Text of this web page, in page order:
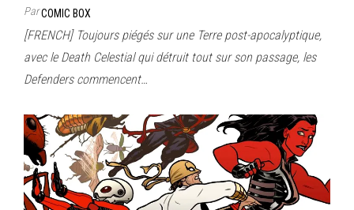
ParCOMIC BOX
[FRENCH] Toujours piégés sur une Terre post-apocalyptique,
avec le Death Celestial qui détruit tout sur son passage, les
Defenders commencent…